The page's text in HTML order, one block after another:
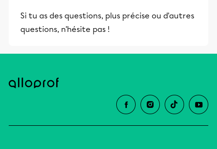
éducative.
Si tu as des questions, plus précise ou d'autres
questions, n'hésite pas !